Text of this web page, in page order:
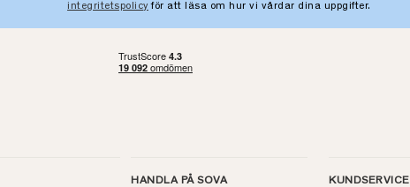
integritetspolicy för att läsa om hur vi vårdar dina uppgifter.
HANDLA PÅ SOVA KUNDSERVICE